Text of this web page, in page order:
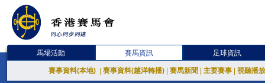
馬場活動 賽馬資訊 足球資訊
賽事資料(本地) 賽事資料(越洋轉播) 賽馬新聞 主要賽事 視聽播